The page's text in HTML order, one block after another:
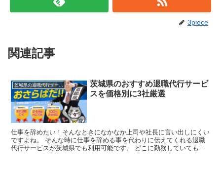
3piece
関連記事
茨城県の退職代行サービス
茨城県のおすすめ退職代行サービ
スを価格別に3社厳選
仕事を辞めたい！そんなときになかなか上司や社長に言い出しにくい
ですよね。 そんな時に仕事を辞める事を代わりに伝えてくれる退職
代行サービスが茨城県でも利用可能です。 どこに勤務していても全